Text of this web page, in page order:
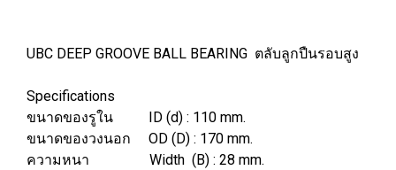
UBC DEEP GROOVE BALL BEARING ตลับลูกปืนรอบสูง
Specifications
ขนาดของรูใน ID (d) : 110 mm.
ขนาดของวงนอก OD (D) : 170 mm.
ความหนา Width (B) : 28 mm.